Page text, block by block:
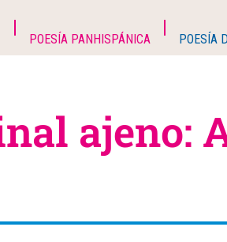
POESÍA PANHISPÁNICA POESÍA
ajeno: